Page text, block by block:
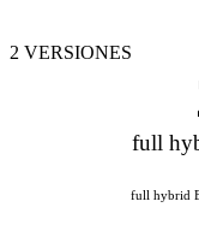
2 VERSIONES
full
full hybrid